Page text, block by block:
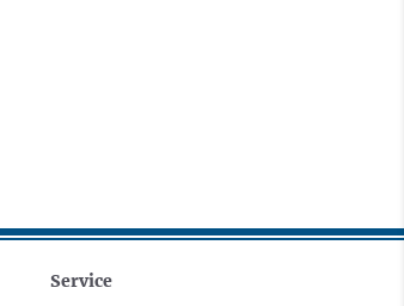
Service